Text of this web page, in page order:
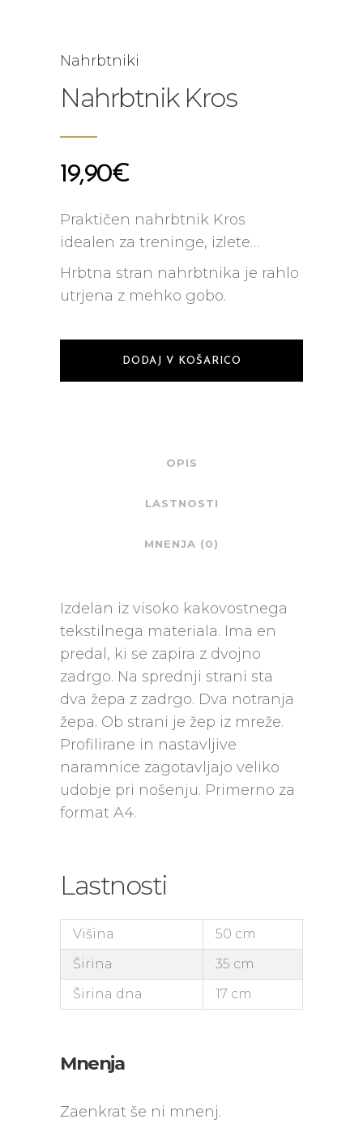
Nahrbtniki
Nahrbtnik Kros
19,90€
Praktičen nahrbtnik Kros
idealen za treninge, izlete…
Hrbtna stran nahrbtnika je rahlo
utrjena z mehko gobo.
DODAJ V KOŠARICO
OPIS
LASTNOSTI
MNENJA (0)
Izdelan iz visoko kakovostnega
tekstilnega materiala. Ima en
predal, ki se zapira z dvojno
zadrgo. Na sprednji strani sta
dva žepa z zadrgo. Dva notranja
žepa. Ob strani je žep iz mreže.
Profilirane in nastavljive
naramnice zagotavljajo veliko
udobje pri nošenju. Primerno za
format A4.
Lastnosti
Višina
50 cm
Širina
35 cm
Širina dna
17 cm
Mnenja
Zaenkrat še ni mnenj.